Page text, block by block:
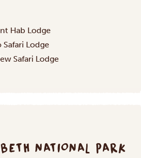
Hab Lodge
Safari Lodge
Safari Lodge
NATIONAL PARK